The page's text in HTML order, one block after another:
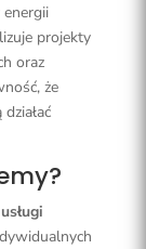
projekty
oraz
że